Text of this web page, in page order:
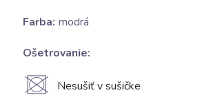
Farba: modrá
Ošetrovanie:
U Nesušiť v sušičke